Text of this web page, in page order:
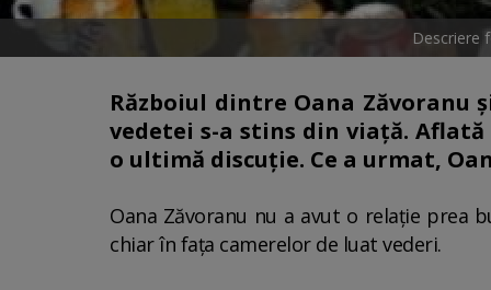
Descriere
Războiul dintre Oana
vedetei s-a stins din viață.
o ultimă discuție. Ce a urmat,
Oana Zăvoranu nu a avut o relație prea
chiar în fața camerelor de luat vederi.